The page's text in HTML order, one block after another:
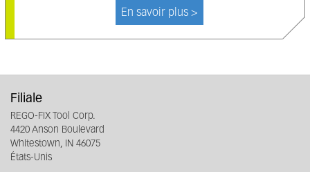
En savoir plus >
Filiale
REGO-FIX Tool Corp.
4420 Anson Boulevard
Whitestown, IN 46075
États-Unis